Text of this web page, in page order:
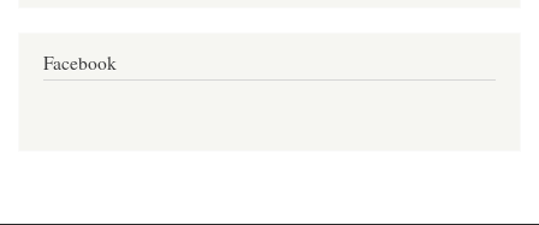
Facebook